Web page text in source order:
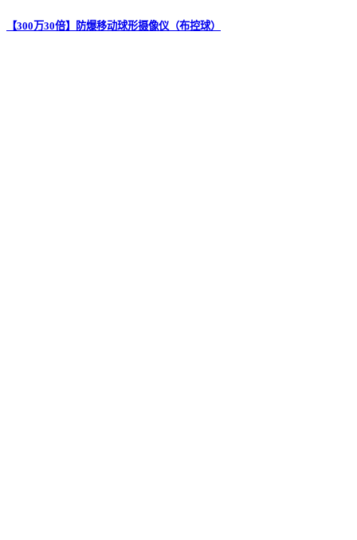
【300万30倍】防爆移动球形摄像仪（布控球）